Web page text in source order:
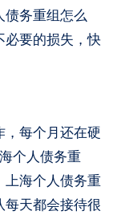
债务重组怎么
必要的损失，快
，每个月还在硬
个人债务重
上海个人债务重
每天都会接待很